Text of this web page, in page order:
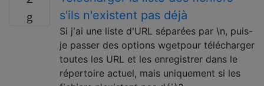
s'ils n'existent pas déjà
Si j'ai une liste d'URL séparées par \n, puis-
je passer des options wgetpour télécharger
toutes les URL et les enregistrer dans le
répertoire actuel, mais uniquement si les